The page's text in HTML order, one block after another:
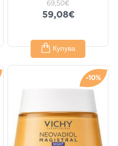
69,50€
59,08€
Купува
-10%